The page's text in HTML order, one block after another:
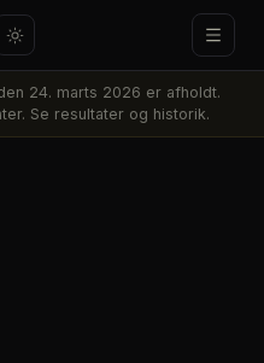
24. marts 2026 er afholdt.
Se resultater og historik.